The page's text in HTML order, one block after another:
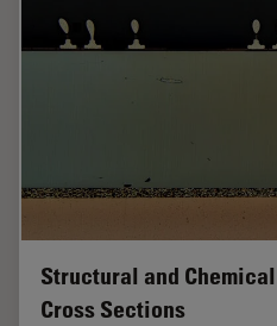
Structural and
Cross Sections